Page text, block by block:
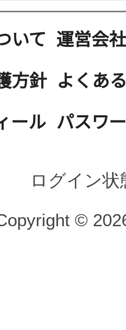
いて 運営会社
方針 よくあ
ール パスワ
ログイン
©